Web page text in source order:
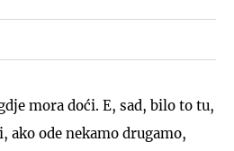
mora doći. E, sad, bilo to tu,
ako ode nekamo drugamo,